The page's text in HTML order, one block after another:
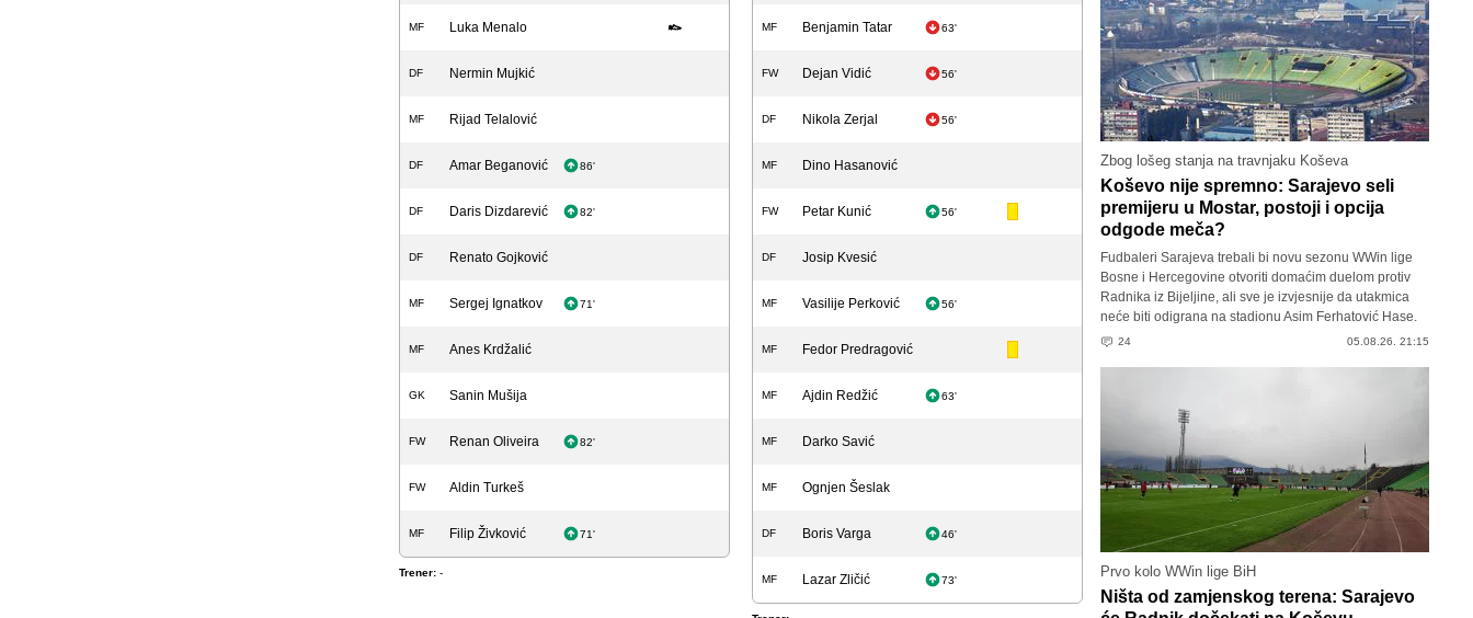
MF Luka Menalo
DF Nermin Mujkić
MF Rijad Telalović
DF Amar Beganović 86'
DF Daris Dizdarević 82'
DF Renato Gojković
MF Sergej Ignatkov 71'
MF Anes Krdžalić
GK Sanin Mušija
FW Renan Oliveira 82'
FW Aldin Turkeš
MF Filip Živković 71'
Trener: -
MF Benjamin Tatar 63'
FW Dejan Vidić 56'
DF Nikola Zerjal 56'
MF Dino Hasanović
FW Petar Kunić 56'
DF Josip Kvesić
MF Vasilije Perković 56'
MF Fedor Predragović
MF Ajdin Redžić 63'
MF Darko Savić
MF Ognjen Šeslak
DF Boris Varga 46'
MF Lazar Zličić 73'
Zbog lošeg stanja na travnjaku Koševa
Koševo nije spremno: Sarajevo seli
premijeru u Mostar, postoji i opcija
odgode meča?
Fudbaleri Sarajeva trebali bi novu sezonu WWin lige
Bosne i Hercegovine otvoriti domaćim duelom protiv
Radnika iz Bijeljine, ali sve je izvjesnije da utakmica
neće biti odigrana na stadionu Asim Ferhatović Hase.
24 05.08.26. 21:15
Prvo kolo WWin lige BiH
Ništa od zamjenskog terena: Sarajevo